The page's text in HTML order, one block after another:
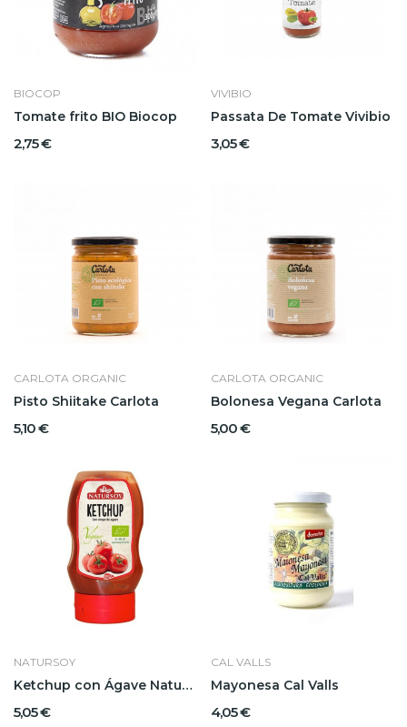
BIOCOP
Tomate frito BIO Biocop
2,75 €
VIVIBIO
Passata De Tomate Vivibio
3,05 €
CARLOTA ORGANIC
Pisto Shiitake Carlota
5,10 €
CARLOTA ORGANIC
Bolonesa Vegana Carlota
5,00 €
NATURSOY
Ketchup con Ágave Natursoy
5,05 €
CAL VALLS
Mayonesa Cal Valls
4,05 €